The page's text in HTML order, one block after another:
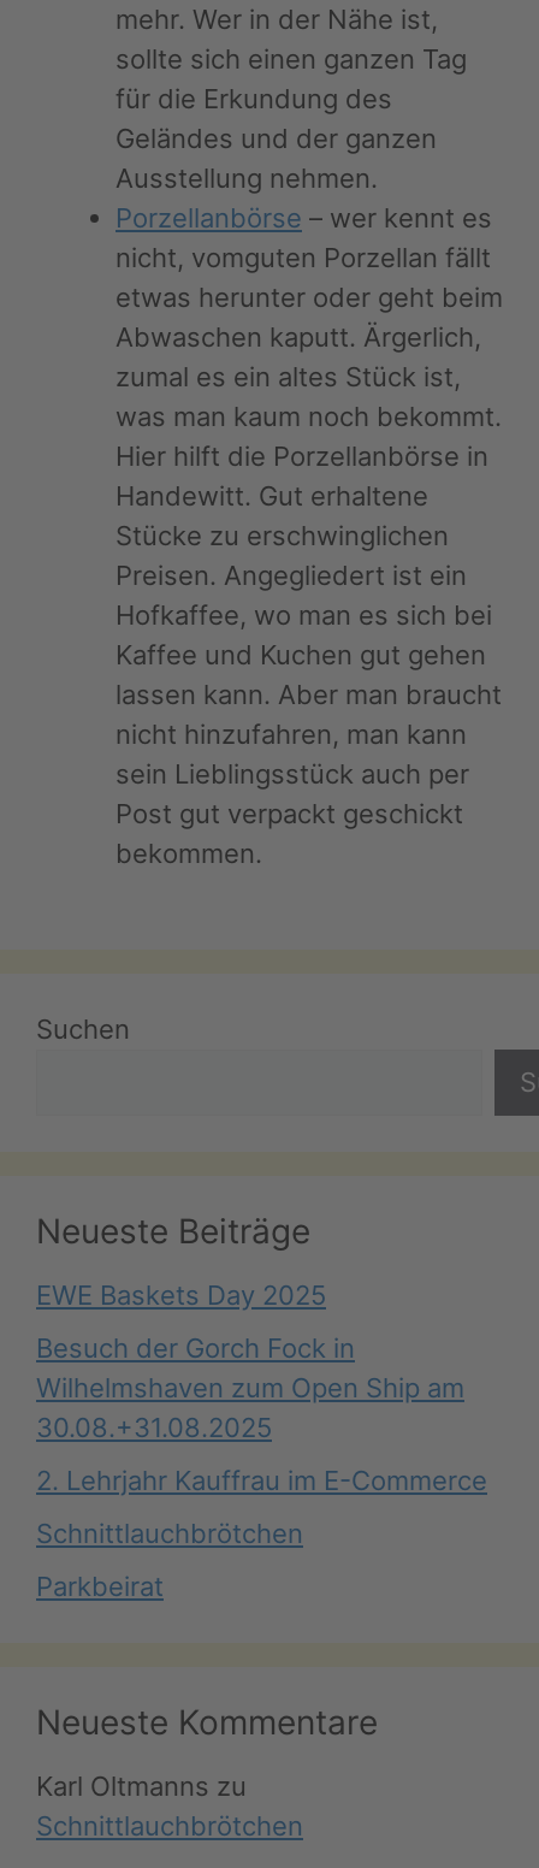
mehr. Wer in der Nähe ist,
sollte sich einen ganzen Tag
für die Erkundung des
Geländes und der ganzen
Ausstellung nehmen.
Porzellanbörse – wer kennt es
nicht, vomguten Porzellan fällt
etwas herunter oder geht beim
Abwaschen kaputt. Ärgerlich,
zumal es ein altes Stück ist,
was man kaum noch bekommt.
Hier hilft die Porzellanbörse in
Handewitt. Gut erhaltene
Stücke zu erschwinglichen
Preisen. Angegliedert ist ein
Hofkaffee, wo man es sich bei
Kaffee und Kuchen gut gehen
lassen kann. Aber man braucht
nicht hinzufahren, man kann
sein Lieblingsstück auch per
Post gut verpackt geschickt
bekommen.
Suchen
Neueste Beiträge
EWE Baskets Day 2025
Besuch der Gorch Fock in
Wilhelmshaven zum Open Ship am
30.08.+31.08.2025
2. Lehrjahr Kauffrau im E-Commerce
Schnittlauchbrötchen
Parkbeirat
Neueste Kommentare
Karl Oltmanns zu
Schnittlauchbrötchen